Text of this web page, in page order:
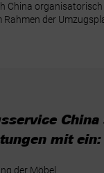
China
der
mit ein:
der Möbel